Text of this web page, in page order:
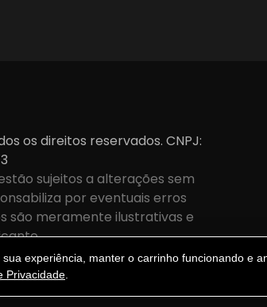
os direitos reservados. CNPJ:
sujeitos a alterações sem
por eventuais erros
são meramente ilustrativas e
experiência, manter o carrinho funcionando e
Privacidade